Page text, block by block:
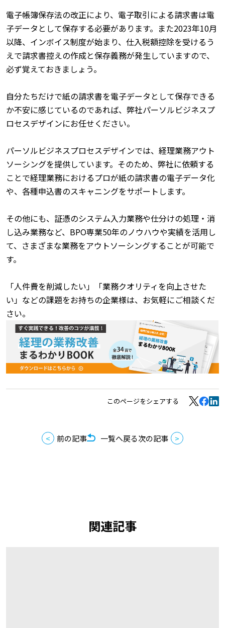
電子帳簿保存法の改正により、電子取引による請求書は電
子データとして保存する必要があります。また2023年10月
以降、インボイス制度が始まり、仕入税額控除を受けるう
えで請求書控えの作成と保存義務が発生していますので、
必ず覚えておきましょう。
自分たちだけで紙の請求書を電子データとして保存できる
か不安に感じているのであれば、弊社パーソルビジネスプ
ロセスデザインにお任せください。
パーソルビジネスプロセスデザインでは、 経理業務アウト
ソーシングを提供しています。そのため、弊社に依頼する
ことで経理業務におけるプロが紙の請求書の電子データ化
や、各種申込書のスキャニングをサポートします。
その他にも、証憑のシステム入力業務や仕分けの処理・消
し込み業務など、BPO専業50年のノウハウや実績を活用し
て、さまざまな業務をアウトソーシングすることが可能で
す。
「人件費を削減したい」「業務クオリティを向上させた
い」などの課題をお持ちの企業様は、お気軽にご相談くだ
さい。
このページをシェアする
前の記事 一覧へ戻る次の記事
関連記事